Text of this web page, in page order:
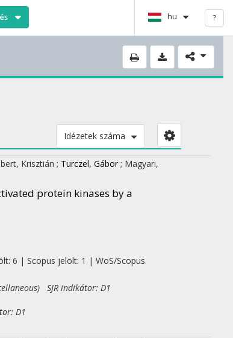
hu ?
Idézetek száma
Krisztián ; Turczel, Gábor ; Magyari,
protein kinases by a
6 | Scopus jelölt: 1 | WoS/Scopus
SJR indikátor: D1
D1